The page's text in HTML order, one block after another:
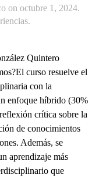
on octubre 1, 2024.
.
Quintero
curso resuelve el
con la
enfoque híbrido (30%
crítica sobre la
de conocimientos
Además, se
aprendizaje más
que